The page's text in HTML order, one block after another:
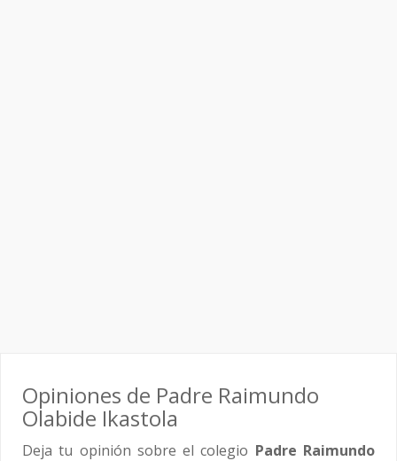
Opiniones de Padre Raimundo
Olabide Ikastola
Deja tu opinión sobre el colegio Padre Raimundo